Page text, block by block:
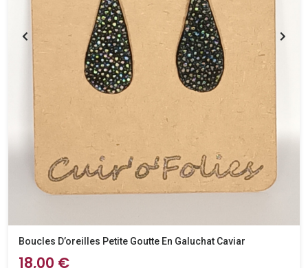
Boucles D’oreilles Petite Goutte En Galuchat Caviar
18,00 €